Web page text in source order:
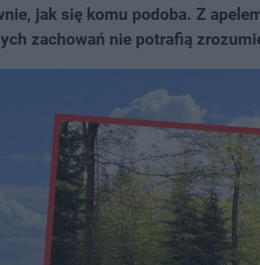
jak się komu podoba. Z
zachowań nie potrafią